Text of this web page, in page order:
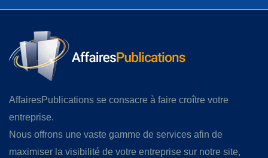
AffairesPublications se consacre à faire croître votre
entreprise.
Nous offrons une vaste gamme de services afin de
maximiser la visibilité de votre entreprise sur notre site,